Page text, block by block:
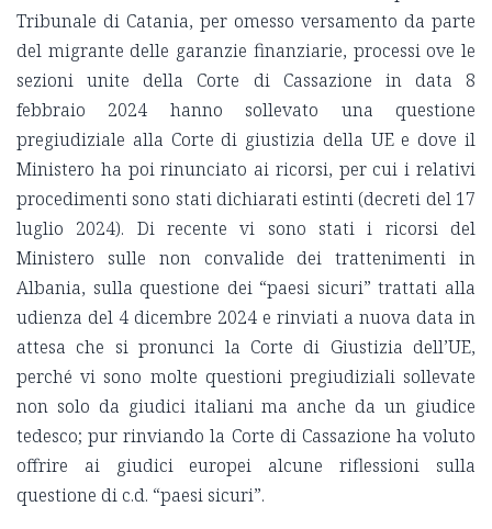
Tribunale di Catania, per omesso versamento da parte
del migrante delle garanzie finanziarie, processi ove le
sezioni unite della Corte di Cassazione in data 8
febbraio 2024 hanno sollevato una questione
pregiudiziale alla Corte di giustizia della UE e dove il
Ministero ha poi rinunciato ai ricorsi, per cui i relativi
procedimenti sono stati dichiarati estinti (decreti del 17
luglio 2024). Di recente vi sono stati i ricorsi del
Ministero sulle non convalide dei trattenimenti in
Albania, sulla questione dei “paesi sicuri” trattati alla
udienza del 4 dicembre 2024 e rinviati a nuova data in
attesa che si pronunci la Corte di Giustizia dell’UE,
perché vi sono molte questioni pregiudiziali sollevate
non solo da giudici italiani ma anche da un giudice
tedesco; pur rinviando la Corte di Cassazione ha voluto
offrire ai giudici europei alcune riflessioni sulla
questione di c.d. “paesi sicuri”.